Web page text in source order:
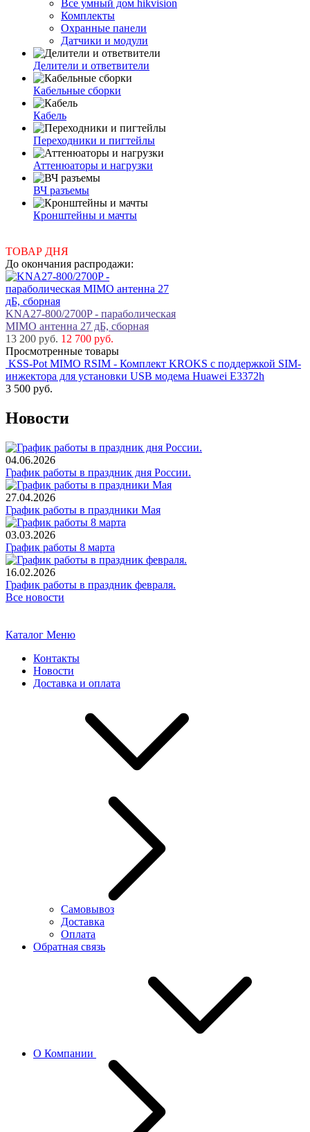
Все умный дом hikvision
Комплекты
Охранные панели
Датчики и модули
Делители и ответвители
Кабельные сборки
Кабель
Переходники и пигтейлы
Аттенюаторы и нагрузки
ВЧ разъемы
Кронштейны и мачты
ТОВАР ДНЯ
До окончания распродажи:
KNA27-800/2700P - параболическая
MIMO антенна 27 дБ, сборная
13 200 руб. 12 700 руб.
Просмотренные товары
KSS-Pot MIMO RSIM - Комплект KROKS с поддержкой SIM-
инжектора для установки USB модема Huawei E3372h
3 500 руб.
Новости
04.06.2026
График работы в праздник дня России.
27.04.2026
График работы в праздники Мая
03.03.2026
График работы 8 марта
16.02.2026
График работы в праздник февраля.
Все новости
Каталог Меню
Контакты
Новости
Доставка и оплата
Самовывоз
Доставка
Оплата
Обратная связь
О Компании